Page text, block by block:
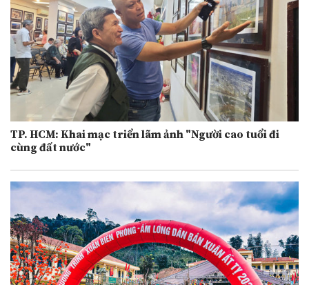
TP. HCM: Khai mạc triển lãm ảnh "Người cao tuổi đi
cùng đất nước"